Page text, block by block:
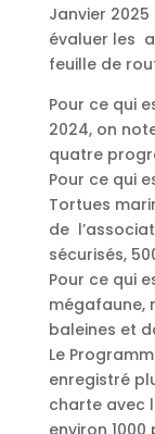
Janvier
évaluer les
feuille de
Pour ce qui
2024, on
quatre
Pour ce qui
Tortues
de
sécurisés,
Pour ce qui
mégafaune,
baleines et
Le
enregistré
charte avec